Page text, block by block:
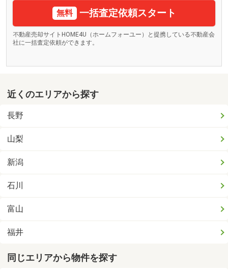
無料 一括査定依頼スタート
不動産売却サイトHOME4U（ホームフォーユー）と提携している不動産会
社に一括査定依頼ができます。
近くのエリアから探す
長野
山梨
新潟
石川
富山
福井
同じエリアから物件を探す